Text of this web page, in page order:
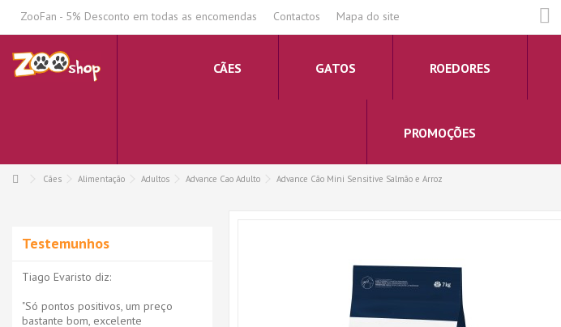
ZooFan - 5% Desconto em todas as encomendas Contactos Mapa do site
CÃES GATOS ROEDORES
PROMOÇÕES
Cães Alimentação Adultos Advance Cao Adulto Advance Cão Mini Sensitive Salmão e Arroz
Testemunhos
Tiago Evaristo diz:
"Só pontos positivos, um preço
bastante bom, excelente